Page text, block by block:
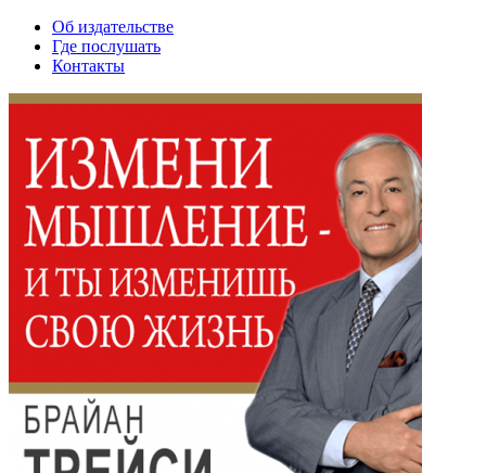
Об издательстве
Где послушать
Контакты